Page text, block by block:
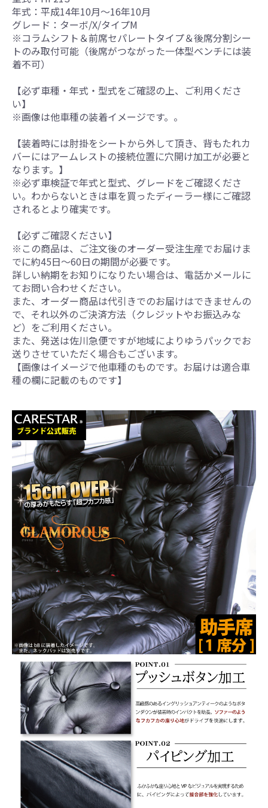
年式：平成14年10月～16年10月
グレード：ターボ/X/タイプM
※コラムシフト＆前席セパレートタイプ＆後席分割シー
トのみ取付可能（後席がつながった一体型ベンチには装
着不可）
【必ず車種・年式・型式をご確認の上、ご利用くださ
い】
※画像は他車種の装着イメージです。。
【装着時には肘掛をシートから外して頂き、背もたれカ
バーにはアームレストの接続位置に穴開け加工が必要と
なります。】
※必ず車検証で年式と型式、グレードをご確認くださ
い。わからないときは車を買ったディーラー様にご確認
されるとより確実です。
【必ずご確認ください】
※この商品は、ご注文後のオーダー受注生産でお届けま
でに約45日～60日の期間が必要です。
詳しい納期をお知りになりたい場合は、電話かメールに
てお問い合わせください。
また、オーダー商品は代引きでのお届けはできませんの
で、それ以外のご決済方法（クレジットやお振込みな
ど）をご利用ください。
また、発送は佐川急便ですが地域によりゆうパックでお
送りさせていただく場合もございます。
【画像はイメージで他車種のものです。お届けは適合車
種の欄に記載のものです】